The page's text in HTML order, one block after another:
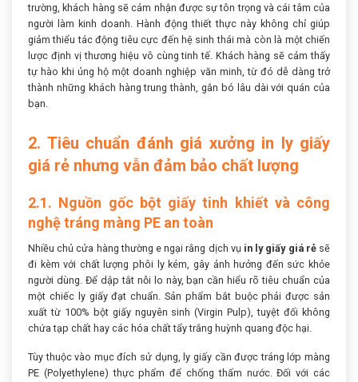
trường, khách hàng sẽ cảm nhận được sự tôn trọng và cái tâm của
người làm kinh doanh. Hành động thiết thực này không chỉ giúp
giảm thiểu tác động tiêu cực đến hệ sinh thái mà còn là một chiến
lược định vị thương hiệu vô cùng tinh tế. Khách hàng sẽ cảm thấy
tự hào khi ủng hộ một doanh nghiệp văn minh, từ đó dễ dàng trở
thành những khách hàng trung thành, gắn bó lâu dài với quán của
bạn.
2. Tiêu chuẩn đánh giá xưởng in ly giấy
giá rẻ nhưng vẫn đảm bảo chất lượng
2.1. Nguồn gốc bột giấy tinh khiết và công
nghệ tráng màng PE an toàn
Nhiều chủ cửa hàng thường e ngại rằng dịch vụ in ly giấy giá rẻsẽ
đi kèm với chất lượng phôi ly kém, gây ảnh hưởng đến sức khỏe
người dùng. Để dập tắt nỗi lo này, bạn cần hiểu rõ tiêu chuẩn của
một chiếc ly giấy đạt chuẩn. Sản phẩm bắt buộc phải được sản
xuất từ 100% bột giấy nguyên sinh (Virgin Pulp), tuyệt đối không
chứa tạp chất hay các hóa chất tẩy trắng huỳnh quang độc hại.
Tùy thuộc vào mục đích sử dụng, ly giấy cần được tráng lớp màng
PE (Polyethylene) thực phẩm để chống thấm nước. Đối với các